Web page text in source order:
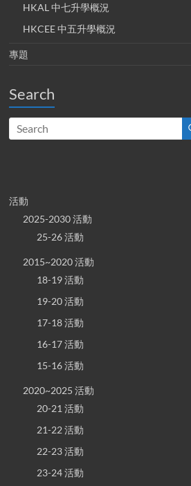
HKAL 中七升學概況
HKCEE 中五升學概況
專題
Search
活動
2025-2030 活動
25-26 活動
2015~2020 活動
18-19 活動
19-20 活動
17-18 活動
16-17 活動
15-16 活動
2020~2025 活動
20-21 活動
21-22 活動
22-23 活動
23-24 活動